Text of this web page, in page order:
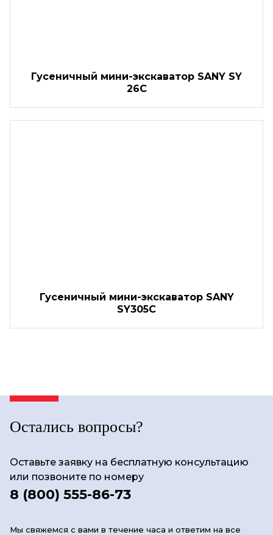
Гусеничный мини-экскаватор SANY SY
26C
Гусеничный мини-экскаватор SANY
SY305C
Остались вопросы?
Оставьте заявку на бесплатную консультацию
или позвоните по номеру
8 (800) 555-86-73
Мы свяжемся с вами в течение часа и ответим на все